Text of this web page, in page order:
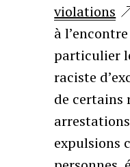
violations
à
particulier
raciste
de certains
expulsions